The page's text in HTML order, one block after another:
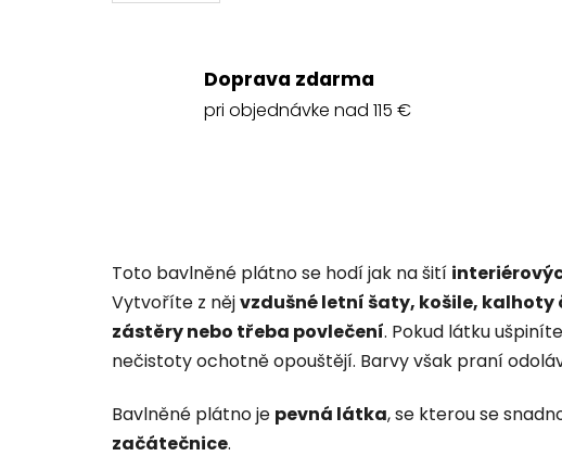
Doprava zdarma
pri objednávke nad 115 €
Toto bavlněné plátno se hodí jak na šití
Vytvoříte z nějvzdušné letní šaty, košile, kalhoty
zástěry nebo třeba povlečení. Pokud látku
nečistoty ochotně opouštějí. Barvy však praní
Bavlněné plátno je pevná látka, se kterou se
začátečnice.